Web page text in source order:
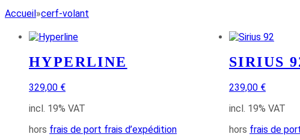
Accueil »cerf-volant
HYPERLINE
329,00 €
incl. 19% VAT
hors frais de port frais d’expédition
SIRIUS
239,00 €
incl. 19% VAT
hors frais de